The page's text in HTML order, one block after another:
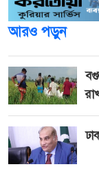
আরও পড়ুন